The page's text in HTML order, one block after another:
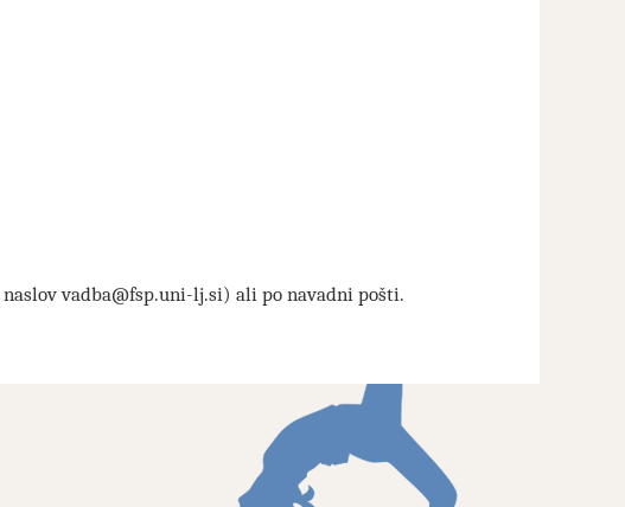
vadba@fsp.uni-lj.si) ali po navadni pošti.